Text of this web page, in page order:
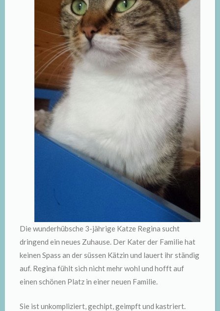
Die wunderhübsche 3-jährige Katze Regina sucht
dringend ein neues Zuhause. Der Kater der Familie hat
keinen Spass an der süssen Kätzin und lauert ihr ständig
auf. Regina fühlt sich nicht mehr wohl und hofft auf
einen schönen Platz in einer neuen Familie.
Sie ist unkompliziert, gechipt, geimpft und kastriert.